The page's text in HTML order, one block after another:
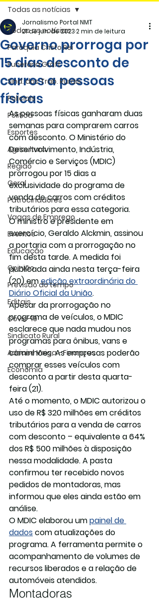
Todas as notícias
Paróquia Cristo Rei
Funerária Gräff
Sind. dos Trab. Rurais
Policiais
Politica
Esportes
Agricultura
Região
Geral
Patrocinadores
Vagas de Emprego
Eventos
Educação
Opinião
Previsão do tempo
Editais
Covic-19
Sindicato Rural
Adriane Veiga - Finanças
Economia
Todas as notícias
Governo prorroga por
15 dias desconto de
carros a pessoas
físicas
Jornalismo Portal NMT
21 de jun. de 20232 min de leitura
As pessoas físicas ganharam duas
semanas para comprarem carros
com desconto. O Ministério do
Desenvolvimento, Indústria,
Comércio e Serviços (MDIC)
prorrogou por 15 dias a
exclusividade do programa de
venda de carros com créditos
tributários para essa categoria.
O ministro e presidente em
exercício, Geraldo Alckmin, assinou
a portaria com a prorrogação no
fim desta tarde. A medida foi
publicada ainda nesta terça-feira
(20) em edição extraordinária do
Diário Oficial da União.
Apesar da prorrogação no
programa de veículos, o MDIC
esclarece que nada mudou nos
programas para ônibus, vans e
caminhões. As empresas poderão
comprar esses veículos com
desconto a partir desta quarta-
feira (21).
Até o momento, o MDIC autorizou o
uso de R$ 320 milhões em créditos
tributários para a venda de carros
com desconto – equivalente a 64%
dos R$ 500 milhões à disposição
nessa modalidade. A pasta
confirmou ter recebido novos
pedidos de montadoras, mas
informou que eles ainda estão em
análise.
O MDIC elaborou um painel de
dados com atualizações do
programa. A ferramenta permite o
acompanhamento de volumes de
recursos liberados e a relação de
automóveis atendidos.
Montadoras